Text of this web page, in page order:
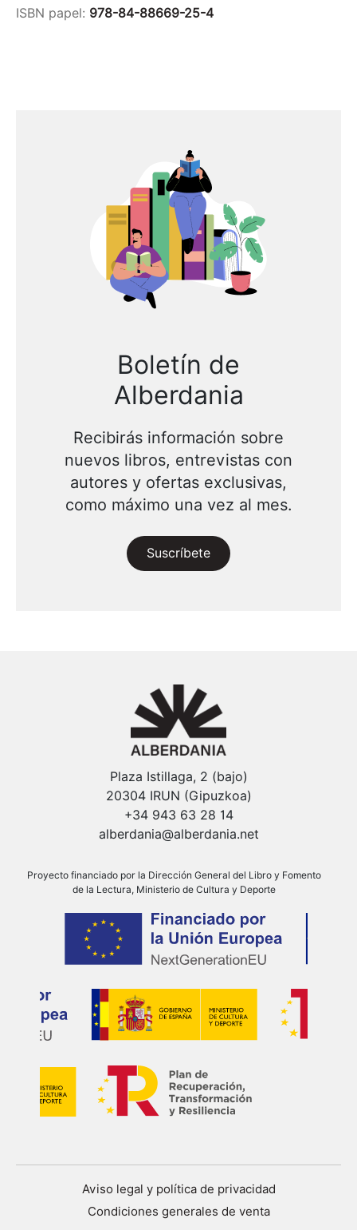
ISBN papel: 978-84-88669-25-4
Boletín de
Alberdania
Recibirás información sobre
nuevos libros, entrevistas con
autores y ofertas exclusivas,
como máximo una vez al mes.
Suscríbete
Plaza Istillaga, 2 (bajo)
20304 IRUN (Gipuzkoa)
+34 943 63 28 14
alberdania@alberdania.net
Proyecto financiado por la Dirección General del Libro y Fomento
de la Lectura, Ministerio de Cultura y Deporte
Aviso legal y política de privacidad
Condiciones generales de venta